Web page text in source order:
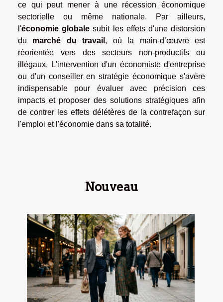
ce qui peut mener à une récession économique
sectorielle ou même nationale. Par ailleurs,
l'économie globale subit les effets d'une distorsion
du marché du travail , où la main-d’œuvre est
réorientée vers des secteurs non-productifs ou
illégaux. L'intervention d'un économiste d'entreprise
ou d'un conseiller en stratégie économique s'avère
indispensable pour évaluer avec précision ces
impacts et proposer des solutions stratégiques afin
de contrer les effets délétères de la contrefaçon sur
l'emploi et l'économie dans sa totalité.
Nouveau